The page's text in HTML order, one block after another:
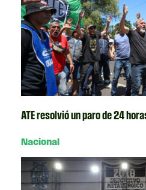
ATE resolvió un paro de 24
Nacional